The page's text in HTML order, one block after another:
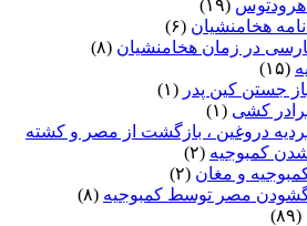
هرودتوس (۱۹)
هخامنشیان (۶)
در زمان هخامنشیان (۸)
(۱۵)
جستن کین پدر (۱)
کشی (۱)
دروغین ، بازگشت از مصر و کشته
کمبوجیه (۲)
و مغان (۲)
مصر توسط کمبوجیه (۸)
(۸۹)